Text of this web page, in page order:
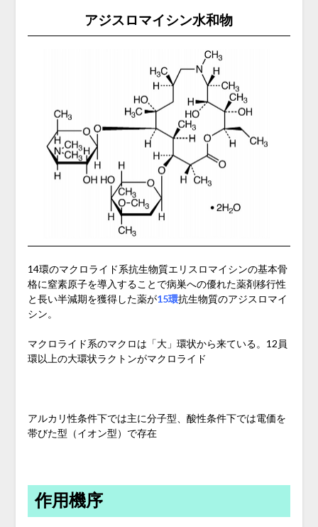
アジスロマイシン水和物
14環のマクロライド系抗生物質エリスロマイシンの基本骨
格に窒素原子を導入することで病巣への優れた薬剤移行性
と長い半減期を獲得した薬が15環抗生物質のアジスロマイ
シン。
マクロライド系のマクロは「大」環状から来ている。12員
環以上の大環状ラクトンがマクロライド
アルカリ性条件下では主に分子型、酸性条件下では電価を
帯びた型（イオン型）で存在
作用機序